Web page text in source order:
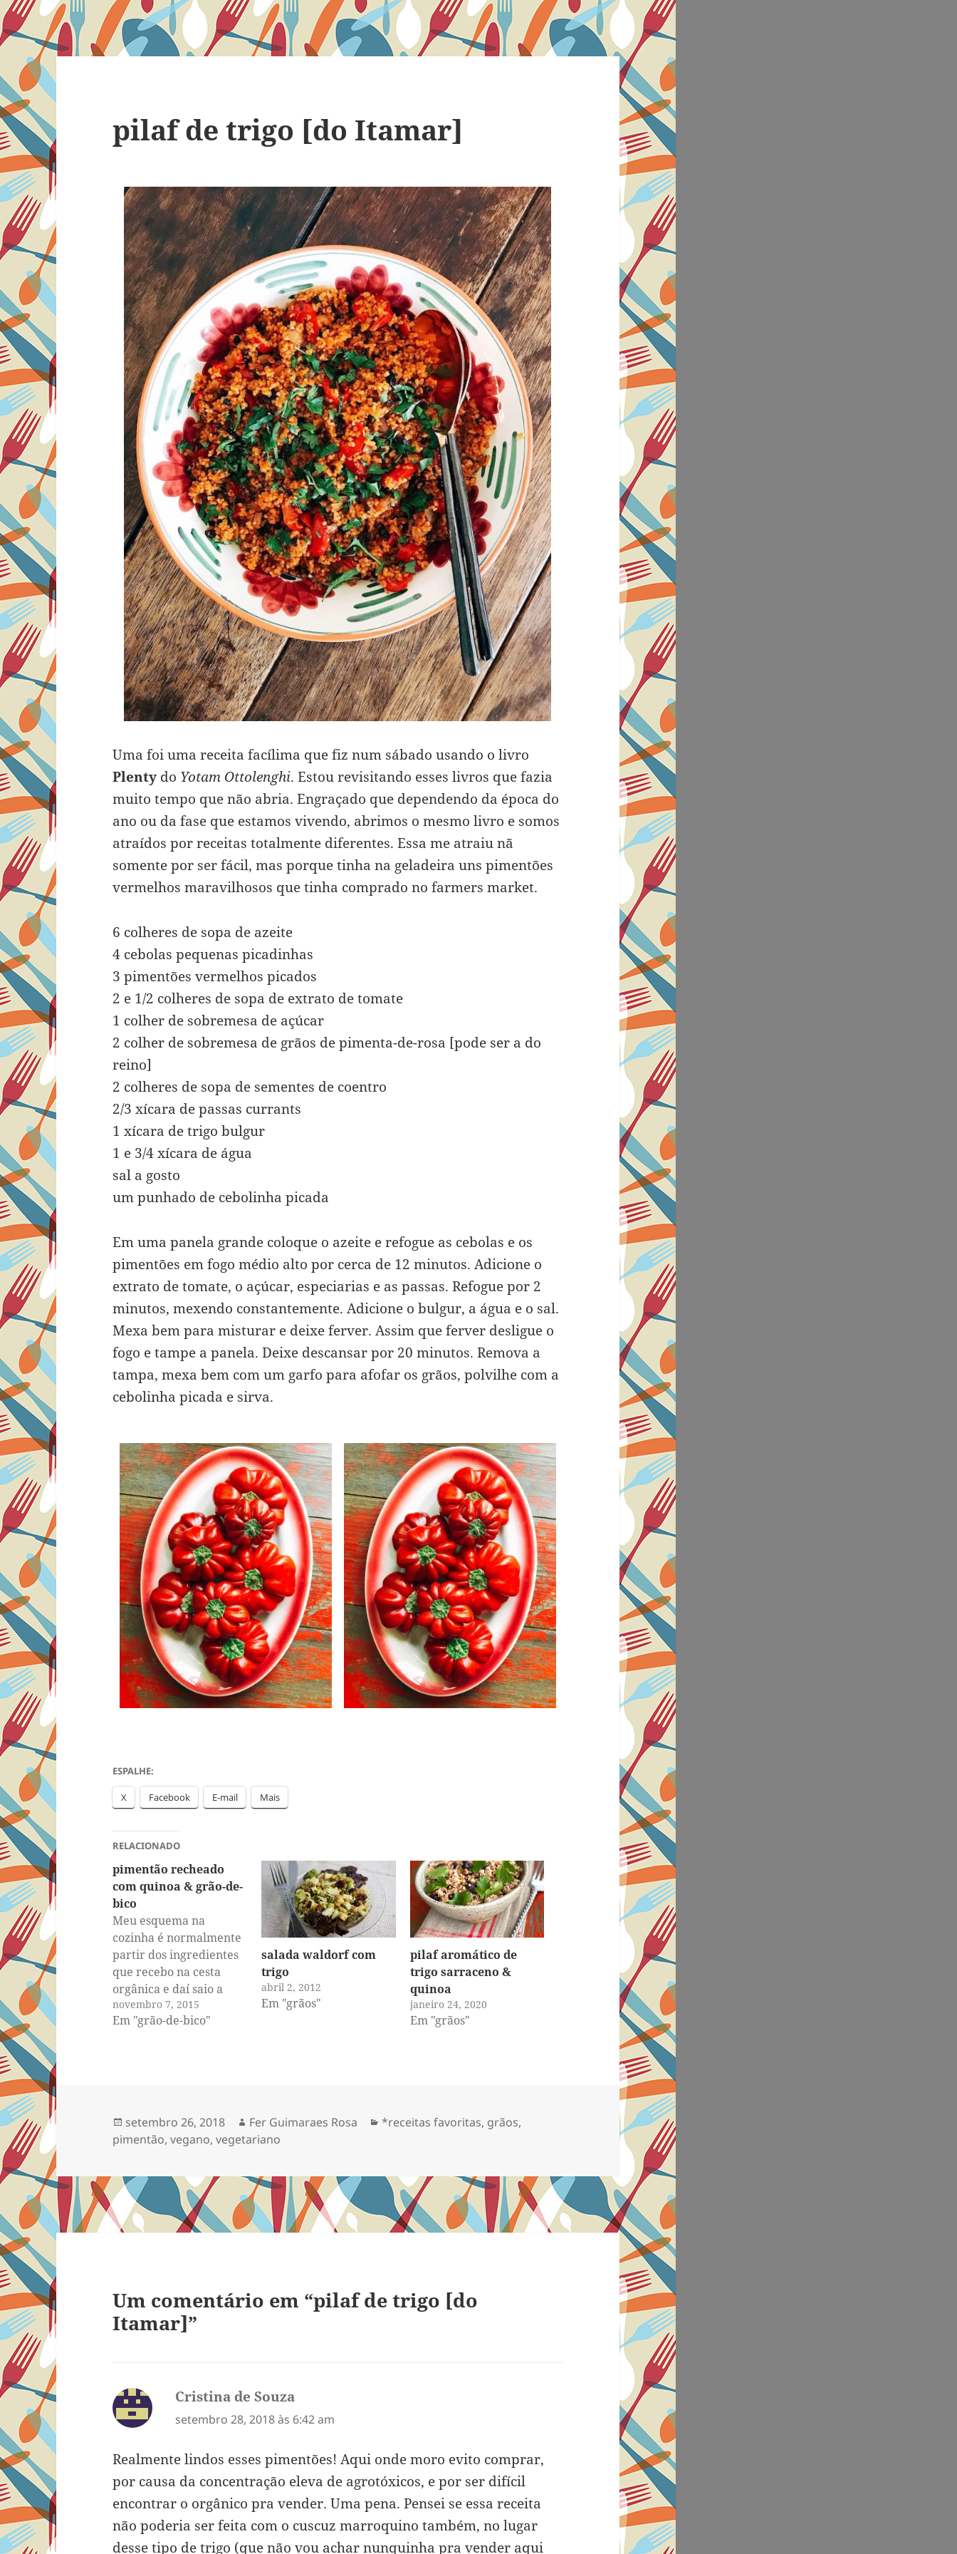
pilaf de trigo [do Itamar]
Uma foi uma receita facílima que fiz num sábado usando o livro
Plenty do Yotam Ottolenghi. Estou revisitando esses livros que fazia
muito tempo que não abria. Engraçado que dependendo da época do
ano ou da fase que estamos vivendo, abrimos o mesmo livro e somos
atraídos por receitas totalmente diferentes. Essa me atraiu nã
somente por ser fácil, mas porque tinha na geladeira uns pimentões
vermelhos maravilhosos que tinha comprado no farmers market.
6 colheres de sopa de azeite
4 cebolas pequenas picadinhas
3 pimentões vermelhos picados
2 e 1/2 colheres de sopa de extrato de tomate
1 colher de sobremesa de açúcar
2 colher de sobremesa de grãos de pimenta-de-rosa [pode ser a do
reino]
2 colheres de sopa de sementes de coentro
2/3 xícara de passas currants
1 xícara de trigo bulgur
1 e 3/4 xícara de água
sal a gosto
um punhado de cebolinha picada
Em uma panela grande coloque o azeite e refogue as cebolas e os
pimentões em fogo médio alto por cerca de 12 minutos. Adicione o
extrato de tomate, o açúcar, especiarias e as passas. Refogue por 2
minutos, mexendo constantemente. Adicione o bulgur, a água e o sal.
Mexa bem para misturar e deixe ferver. Assim que ferver desligue o
fogo e tampe a panela. Deixe descansar por 20 minutos. Remova a
tampa, mexa bem com um garfo para afofar os grãos, polvilhe com a
cebolinha picada e sirva.
ESPALHE:
X Facebook E-mail Mais
RELACIONADO
pimentão recheado
com quinoa & grão-de-
bico
Meu esquema na
cozinha é normalmente
partir dos ingredientes
que recebo na cesta
orgânica e daí saio a
procura de receitas
para usá-los. Mas no
poder testar essa ideia.
Usei o último maço de
novembro 7, 2015
Em "grão-de-bico"
salada waldorf com
trigo
abril 2, 2012
Em "grãos"
pilaf aromático de
trigo sarraceno &
quinoa
janeiro 24, 2020
Em "grãos"
Publicado
em
setembro 26, 2018 Autor
Fer Guimaraes Rosa Categorias
*receitas favoritas, grãos,
pimentão,vegano,vegetariano
Um comentário em “pilaf de trigo [do
Itamar]”
Cristina de Souza
setembro 28, 2018 às 6:42 am
Realmente lindos esses pimentões! Aqui onde moro evito comprar,
por causa da concentração eleva de agrotóxicos, e por ser difícil
encontrar o orgânico pra vender. Uma pena. Pensei se essa receita
não poderia ser feita com o cuscuz marroquino também, no lugar
desse tipo de trigo (que não vou achar nunquinha pra vender aqui